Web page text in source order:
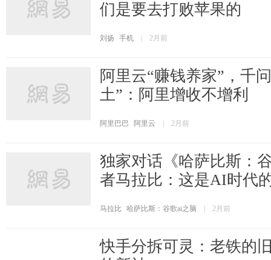
们是要去打败苹果的
刘扬 手机 2月前
阿里云“赚钱养家”，千
土”：阿里增收不增利
阿里巴巴 阿里云 2月前
独家对话《哈萨比斯：
者马拉比：这是AI时代
马拉比 哈萨比斯：谷歌ai之脑 2月前
快手分拆可灵：老铁的